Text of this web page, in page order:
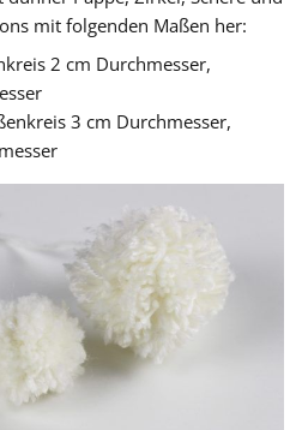
mit folgenden Maßen her:
2 cm Durchmesser,
3 cm Durchmesser,